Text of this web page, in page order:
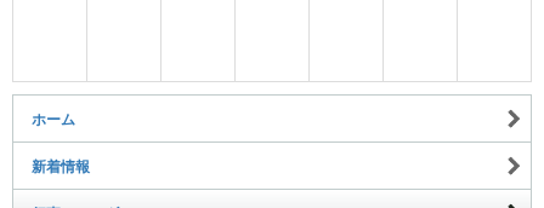
ホーム
新着情報